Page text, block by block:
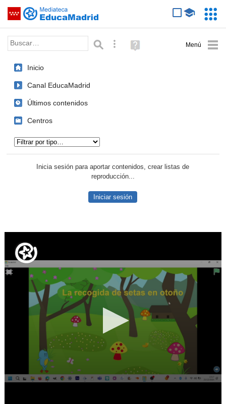
Saltar navegación
Palabra o frase: Búsqueda avanzada
Ayuda
(en
Inicio
Canal EducaMadrid
Últimos contenidos
Centros
Inicia sesión para aportar contenidos, crear listas de
reproducción...
Iniciar sesión